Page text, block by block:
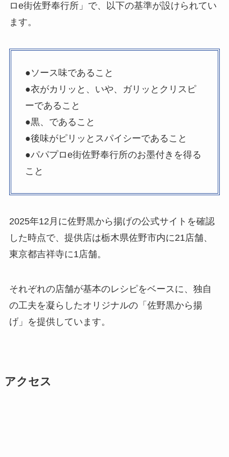
ロe街佐野奉行所」で、以下の基準が設けられてい
ます。
●ソース味であること
●衣がカリッと、いや、ガリッとクリスピ
ーであること
●黒、であること
●後味がピリッとスパイシーであること
●パパプロe街佐野奉行所のお墨付きを得る
こと
2025年12月に佐野黒から揚げの公式サイトを確認
した時点で、提供店は栃木県佐野市内に21店舗、
東京都吉祥寺に1店舗。
それぞれの店舗が基本のレシピをベースに、独自
の工夫を凝らしたオリジナルの「佐野黒から揚
げ」を提供しています。
アクセス